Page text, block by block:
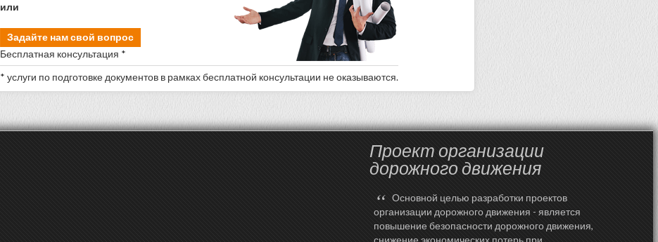
или
Задайте нам свой вопрос
Бесплатная консультация *
* услуги по подготовке документов в рамках бесплатной консультации не оказываются.
Проект организации
дорожного движения
“ Основной целью разработки проектов
организации дорожного движения - является
повышение безопасности дорожного движения,
снижение экономических потерь при